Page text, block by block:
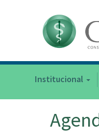
Institucional